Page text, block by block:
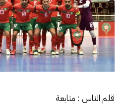
قلم الناس : متابعة